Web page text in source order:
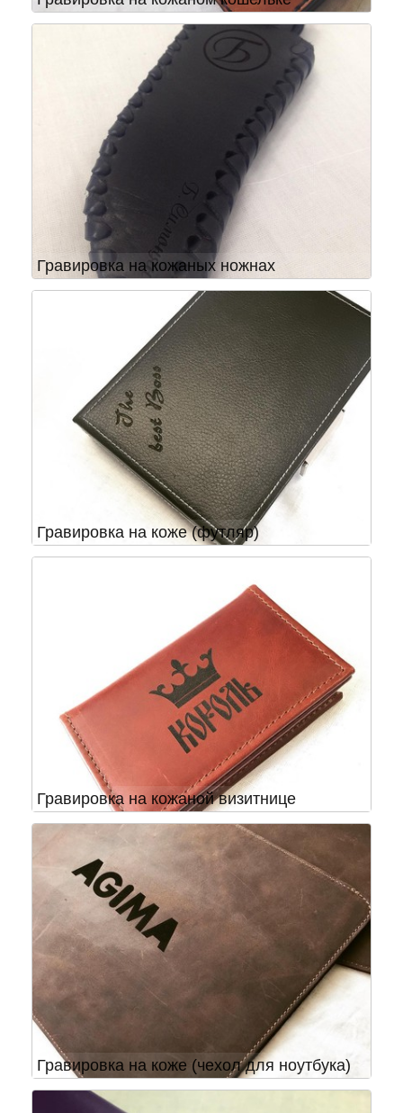
Гравировка на кожаных ножнах
Гравировка на коже (футляр)
Гравировка на кожаной визитнице
Гравировка на коже (чехол для ноутбука)